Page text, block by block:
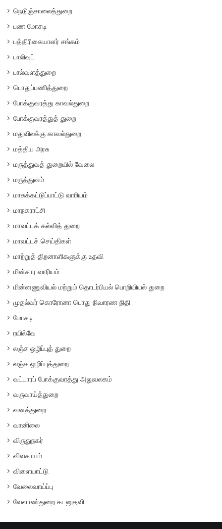
நெடுஞ்சாலைத்துறை
பண மோசடி
பத்திரிகையாளர் சங்கம்
பாலிவுட்
பால்வளத்துறை
பொதுப்பணித்துறை
போக்குவரத்து காவல்துறை
போக்குவரத்துத் துறை
மதுவிலக்கு காவல்துறை
மத்திய அரசு
மருத்துவத் துறையில் வேலை
மருத்துவம்
மாசுக்கட்டுப்பாட்டு வாரியம்
மாநகராட்சி
மாவட்டக் கல்வித் துறை
மாவட்டச் செய்திகள்
மாற்றுத் திறனாளிகளுக்கு உதவி
மின்சார வாரியம்
மின்னணுவியல் மற்றும் தொடர்பியல் பொறியியல் துறை
முதல்வர் கொரோனா பொது நிவாரண நிதி
மோசடி
ரயில்வே
லஞ்ச ஒழிப்புத் துறை
லஞ்ச ஒழிப்புத்துறை
வட்டாரப் போக்குவரத்து அலுவலகம்
வருவாய்த்துறை
வனத்துறை
வானிலை
விருதுநகர்
விவசாயம்
விளையாட்டு
வேலைவாய்ப்பு
வேளாண்துறை கடனுதவி